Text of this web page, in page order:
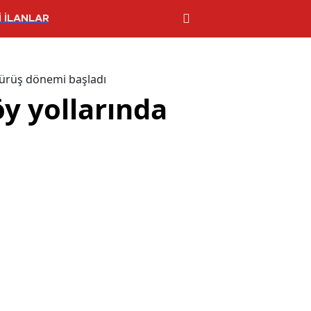
İLANLAR
dönemi başladı
yollarında